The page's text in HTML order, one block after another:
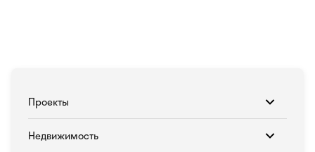
Проекты
Недвижимость